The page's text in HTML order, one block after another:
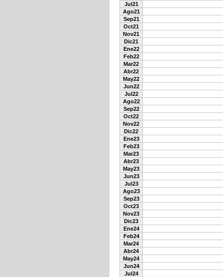
Jul21
Ago21
Sep21
Oct21
Nov21
Dic21
Ene22
Feb22
Mar22
Abr22
May22
Jun22
Jul22
Ago22
Sep22
Oct22
Nov22
Dic22
Ene23
Feb23
Mar23
Abr23
May23
Jun23
Jul23
Ago23
Sep23
Oct23
Nov23
Dic23
Ene24
Feb24
Mar24
Abr24
May24
Jun24
Jul24